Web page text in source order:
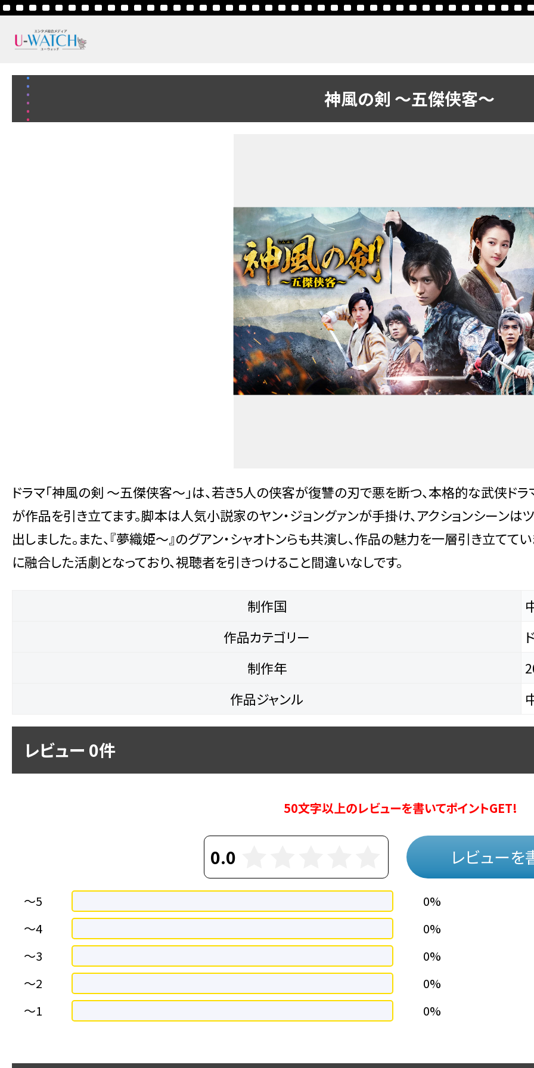
神風の剣 ～五傑侠客～
ドラマ「神風の剣 ～五傑侠客～」は、若き5人の侠客が復讐の刃で悪を断つ、本格的な武侠ドラ
が作品を引き立てます。脚本は人気小説家のヤン・ジョングァンが手掛け、アクションシーンは
出しました。また、『夢織姫～』のグアン・シャオトンらも共演し、作品の魅力を一層引き立てて
に融合した活劇となっており、視聴者を引きつけること間違いなしです。
制作国
作品カテゴリー
制作年
作品ジャンル
レビュー 0件
50文字以上のレビューを書いてポイントGET!
0.0 レビューを
～5
0%
～4
0%
〜3
0%
〜2
0%
〜1
0%